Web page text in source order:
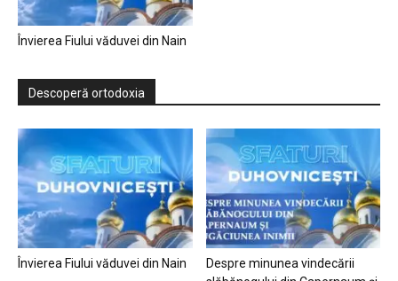
Învierea Fiului văduvei din Nain
Descoperă ortodoxia
Învierea Fiului văduvei din Nain
Despre minunea vindecării